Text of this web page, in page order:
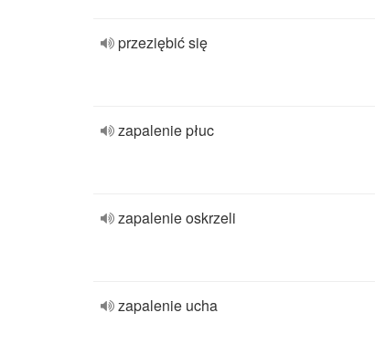
przeziębić się
zapalenie płuc
zapalenie oskrzeli
zapalenie ucha